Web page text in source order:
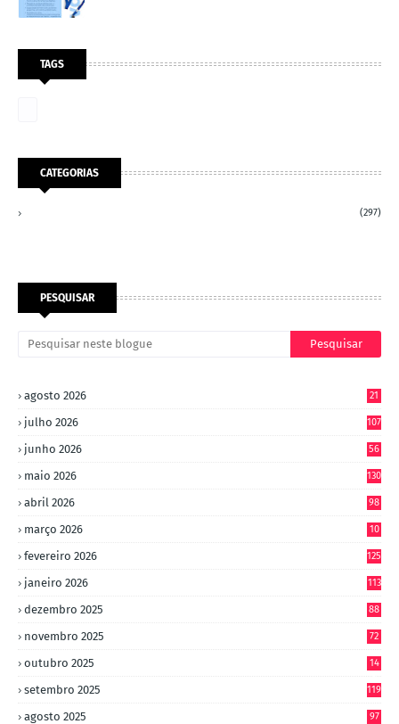
TAGS
CATEGORIAS
(297)
PESQUISAR
agosto 2026 21
julho 2026 107
junho 2026 56
maio 2026 130
abril 2026 98
março 2026
10
fevereiro 2026 125
janeiro 2026 113
dezembro 2025 88
novembro 2025 72
outubro 2025
14
setembro 2025 119
agosto 2025 97